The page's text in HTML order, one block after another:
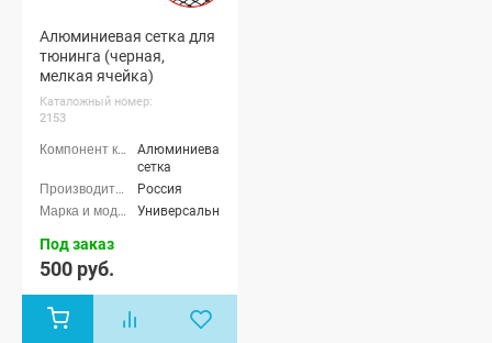
Алюминиевая сетка для
тюнинга (черная,
мелкая ячейка)
Каталожный номер:
2153
Алюминиевая
сетка
Россия
Универсальные
Под заказ
500 руб.